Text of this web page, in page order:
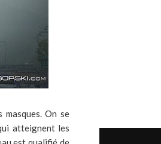
On se
atteignent les